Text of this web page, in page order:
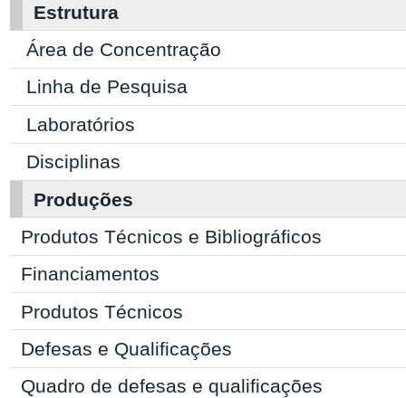
Estrutura
Área de Concentração
Linha de Pesquisa
Laboratórios
Disciplinas
Produções
Produtos Técnicos e Bibliográficos
Financiamentos
Produtos Técnicos
Defesas e Qualificações
Quadro de defesas e qualificações